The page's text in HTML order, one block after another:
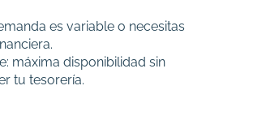
es variable o necesitas
máxima disponibilidad sin
tu tesorería.